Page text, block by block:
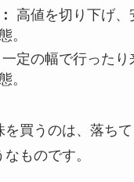
高値を切り下げ、
。
一定の幅で行ったり
。
買うのは、落ち
ものです。